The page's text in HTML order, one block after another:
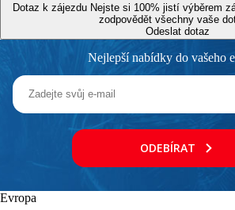
Centrum města
200 m
Pláž
Lehátka na pláži za poplatek
Slunečníky na pláži za poplatek
Plážová dovolená
Dotaz k zájezdu Nejste si 100% jistí výběrem
zodpovědět všechny vaše
Odeslat dotaz
Nejlepší nabídky do vašeho
ODEBÍRAT
Evropa